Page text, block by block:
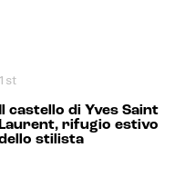
1st
Il castello di Yves Saint
Laurent, rifugio estivo
stilista